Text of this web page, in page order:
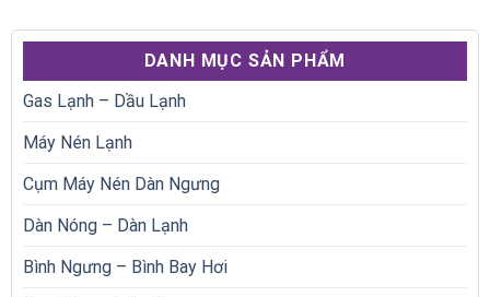
DANH MỤC SẢN PHẨM
Gas Lạnh – Dầu Lạnh
Máy Nén Lạnh
Cụm Máy Nén Dàn Ngưng
Dàn Nóng – Dàn Lạnh
Bình Ngưng – Bình Bay Hơi